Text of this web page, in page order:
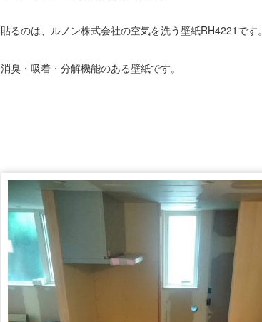
貼るのは、ルノン株式会社の空気を洗う壁紙RH4221です。
消臭・吸着・分解機能のある壁紙です。